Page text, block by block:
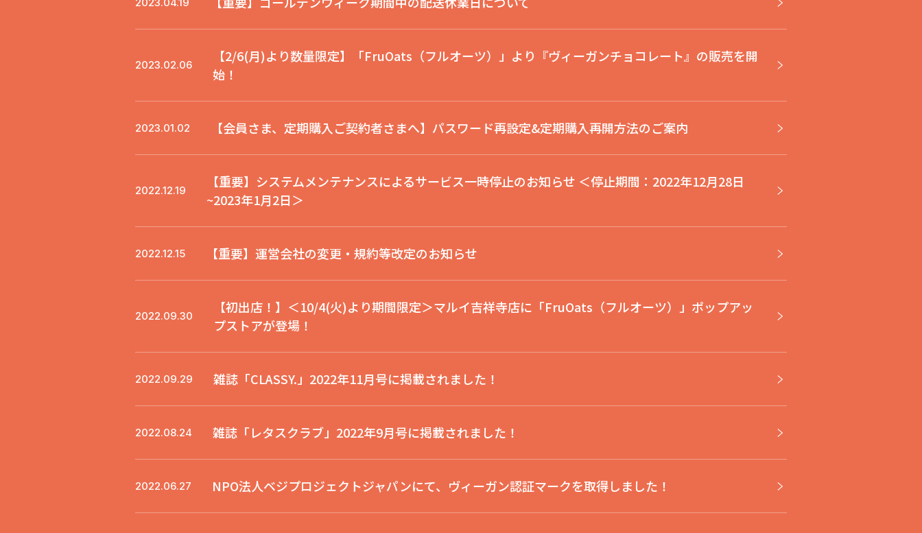
2023.02.06
【2/6(月)より数量限定】「FruOats（フルオーツ）」より『ヴィーガンチョコレート』の販売を開
始！
2023.01.02 【会員さま、定期購入ご契約者さまへ】パスワード再設定&定期購入再開方法のご案内
2022.12.19
【重要】システムメンテナンスによるサービス一時停止のお知らせ ＜停止期間：2022年12月28日
~2023年1月2日＞
2022.12.15 【重要】運営会社の変更・規約等改定のお知らせ
2022.09.30
【初出店！】＜10/4(火)より期間限定＞マルイ吉祥寺店に「FruOats（フルオーツ）」ポップアッ
プストアが登場！
2022.09.29 雑誌「CLASSY.」2022年11月号に掲載されました！
2022.08.24 雑誌「レタスクラブ」2022年9月号に掲載されました！
2022.06.27 NPO法人ベジプロジェクトジャパンにて、ヴィーガン認証マークを取得しました！